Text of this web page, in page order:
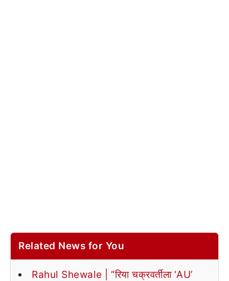
Related News for You
Rahul Shewale | “रिया चक्रवर्तीला ‘AU’